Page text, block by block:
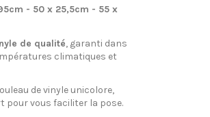
- 50 x 25,5cm - 55 x
de qualité, garanti dans
climatiques et
de vinyle unicolore,
pour vous faciliter la pose.